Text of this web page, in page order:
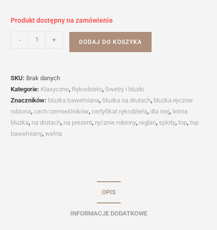
Produkt dostępny na zamówienie
- + DODAJ DO KOSZYKA
SKU: Brak danych
Kategorie: Klasyczne, Rękodzieło,Swetry i bluzki
Znaczników: bluzka bawełniana, bluzka na drutach, bluzka ręcznie
robiona,cech rzemieślników,certyfikat rękodzieła,dla niej, letnia
bluzka, na drutach, na prezent, ręcznie robiony, reglan, sploty,top,top
bawełniany,wełna
OPIS
INFORMACJE DODATKOWE